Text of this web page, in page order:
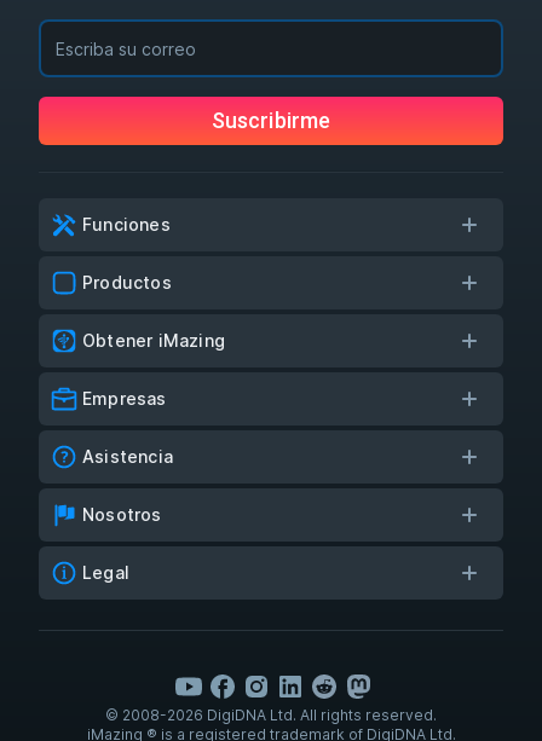
Suscribirme
Funciones
Productos
Obtener iMazing
Empresas
Asistencia
Nosotros
Legal
© 2008-2026 DigiDNA Ltd. All rights reserved.
iMazing ® is a registered trademark of DigiDNA Ltd.